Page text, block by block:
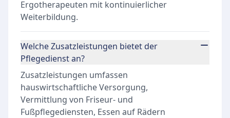
Ergotherapeuten mit kontinuierlicher
Weiterbildung.
Welche Zusatzleistungen bietet der
Pflegedienst an?
Zusatzleistungen umfassen
hauswirtschaftliche Versorgung,
Vermittlung von Friseur- und
Fußpflegediensten, Essen auf Rädern